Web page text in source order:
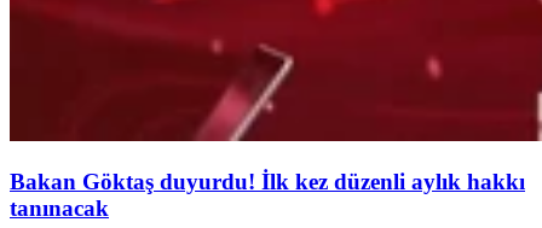
Bakan Göktaş duyurdu! İlk kez düzenli aylık hakkı
tanınacak